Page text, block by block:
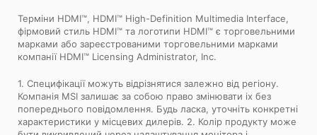
Терміни HDMI™, HDMI™ High-Definition Multimedia Interface,
фірмовий стиль HDMI™ та логотипи HDMI™ є торговельними
марками або зареєстрованими торговельними марками
компанії HDMI™ Licensing Administrator, Inc.
1. Специфікації можуть відрізнятися залежно від регіону.
Компанія MSI залишає за собою право змінювати іх без
попереднього повідомлення. Будь ласка, уточніть конкретні
характеристики у місцевих дилерів. 2. Колір продукту може